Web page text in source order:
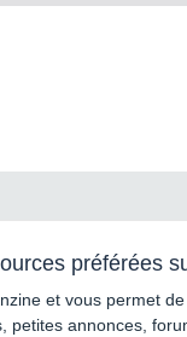
préférées
et vous permet
petites annonces,